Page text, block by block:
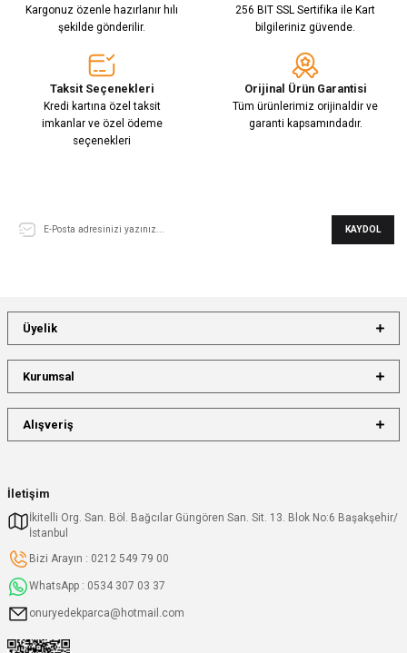
Kargonuz özenle hazırlanır hılı
şekilde gönderilir.
256 BIT SSL Sertifika ile Kart
bilgileriniz güvende.
Taksit Seçenekleri
Kredi kartına özel taksit
imkanlar ve özel ödeme
seçenekleri
Orijinal Ürün Garantisi
Tüm ürünlerimiz orijinaldir ve
garanti kapsamındadır.
KAYDOL
İletişim
İkitelli Org. San. Böl. Bağcılar Güngören San. Sit. 13. Blok No:6 Başakşehir/
İstanbul
Bizi Arayın : 0212 549 79 00
WhatsApp : 0534 307 03 37
onuryedekparca@hotmail.com
Üyelik
Kurumsal
Alışveriş